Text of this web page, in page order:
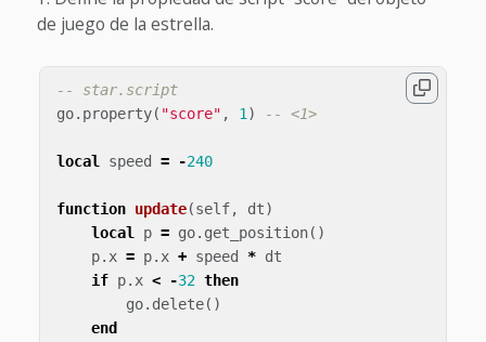
de juego de la estrella.
-- star.script
go. property( "score" , 1) -- <1>
local speed = -240
function update(self, dt)
local p = go. get_position()
p.x = p.x + speed * dt
if p.x < -32 then
go. delete()
end